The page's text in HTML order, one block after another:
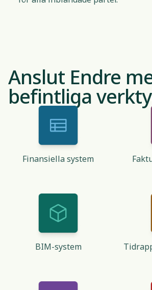
Anslut Endre
befintliga
Finansiella system
BIM-system